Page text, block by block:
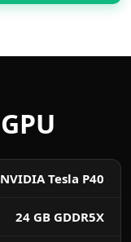
NVIDIA Tesla P40
24 GB GDDR5X